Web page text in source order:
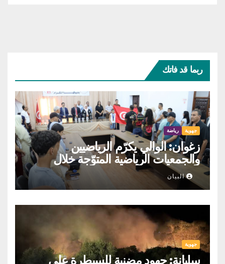
ربما قد فاتك
جهوية رياضة
زغوان: الوالي يكرّم الرياضيين
والجمعيات الرياضية المتوّجة خلال
موسم 2025-2026
البيان
جهوية
سليانة: جهود مضنية للسيطرة على